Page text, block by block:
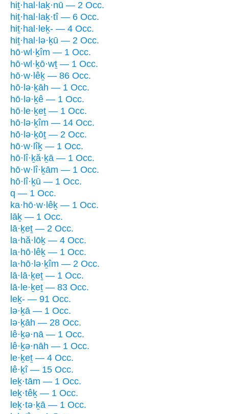
hiṯ·hal·laḵ·nū — 2 Occ.
hiṯ·hal·laḵ·tî — 6 Occ.
hiṯ·hal·leḵ- — 4 Occ.
hiṯ·hal·lə·ḵū — 2 Occ.
hō·wl·ḵîm — 1 Occ.
hō·wl·ḵō·wṯ — 1 Occ.
hō·w·lêḵ — 86 Occ.
hō·lə·ḵāh — 1 Occ.
hō·lə·ḵê — 1 Occ.
hō·le·ḵeṯ — 1 Occ.
hō·lə·ḵîm — 14 Occ.
hō·lə·ḵōṯ — 2 Occ.
hō·w·lîḵ — 1 Occ.
hō·lî·ḵă·ḵā — 1 Occ.
hō·w·lî·ḵām — 1 Occ.
hō·lî·ḵū — 1 Occ.
q — 1 Occ.
ka·hō·w·lêḵ — 1 Occ.
lāḵ — 1 Occ.
lā·ḵeṯ — 2 Occ.
la·hă·lōḵ — 4 Occ.
la·hō·lêḵ — 1 Occ.
la·hō·lə·ḵîm — 2 Occ.
lā·lā·ḵeṯ — 1 Occ.
lā·le·ḵeṯ — 83 Occ.
leḵ- — 91 Occ.
lə·ḵā — 1 Occ.
lə·ḵāh — 28 Occ.
lê·ḵə·nā — 1 Occ.
lê·ḵə·nāh — 1 Occ.
le·ḵeṯ — 4 Occ.
lê·ḵî — 15 Occ.
leḵ·tām — 1 Occ.
leḵ·têḵ — 1 Occ.
leḵ·tə·ḵā — 1 Occ.